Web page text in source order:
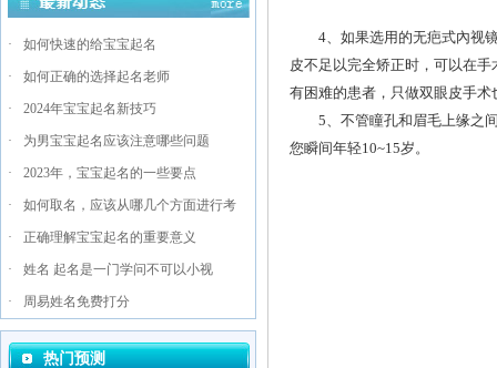
· 如何快速的给宝宝起名
· 如何正确的选择起名老师
· 2024年宝宝起名新技巧
· 为男宝宝起名应该注意哪些问题
· 2023年，宝宝起名的一些要点
· 如何取名，应该从哪几个方面进行考
· 正确理解宝宝起名的重要意义
· 姓名 起名是一门学问不可以小视
· 周易姓名免费打分
热门预测
4、如果选用的无疤式內视镜
皮不足以完全矫正时，可以在
有困难的患者，只做双眼皮手
5、不管瞳孔和眉毛上缘之间
您瞬间年轻10~15岁。